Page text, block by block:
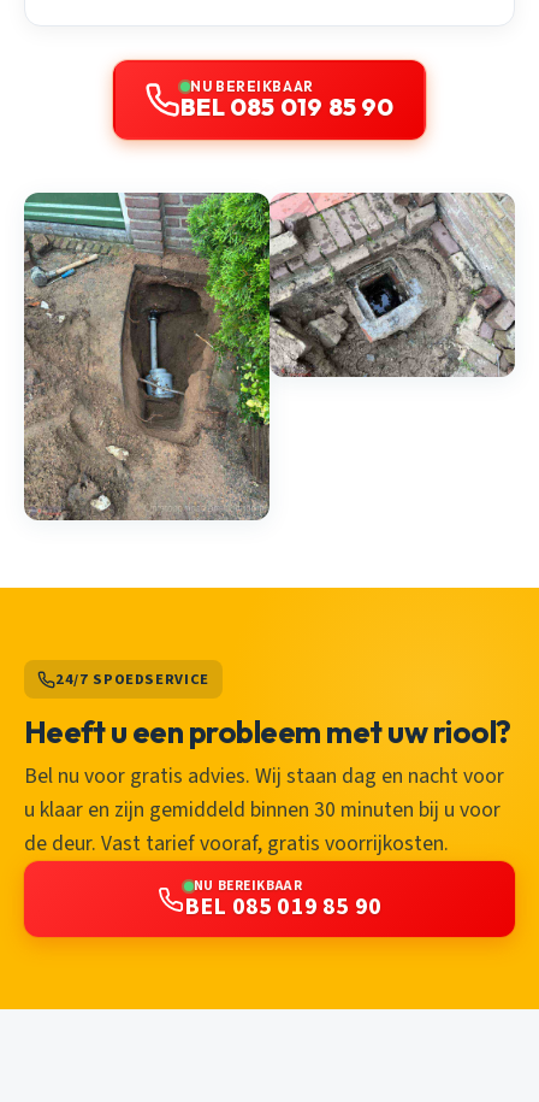
NU BEREIKBAAR
BEL 085 019 85 90
24/7 SPOEDSERVICE
Heeft u een probleem met uw riool?
Bel nu voor gratis advies. Wij staan dag en nacht voor
u klaar en zijn gemiddeld binnen 30 minuten bij u voor
de deur. Vast tarief vooraf, gratis voorrijkosten.
NU BEREIKBAAR
BEL 085 019 85 90